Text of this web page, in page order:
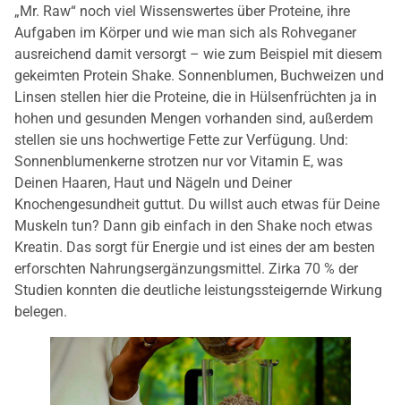
„Mr. Raw“ noch viel Wissenswertes über Proteine, ihre
Aufgaben im Körper und wie man sich als Rohveganer
ausreichend damit versorgt – wie zum Beispiel mit diesem
gekeimten Protein Shake. Sonnenblumen, Buchweizen und
Linsen stellen hier die Proteine, die in Hülsenfrüchten ja in
hohen und gesunden Mengen vorhanden sind, außerdem
stellen sie uns hochwertige Fette zur Verfügung. Und:
Sonnenblumenkerne strotzen nur vor Vitamin E, was
Deinen Haaren, Haut und Nägeln und Deiner
Knochengesundheit guttut. Du willst auch etwas für Deine
Muskeln tun? Dann gib einfach in den Shake noch etwas
Kreatin. Das sorgt für Energie und ist eines der am besten
erforschten Nahrungsergänzungsmittel. Zirka 70 % der
Studien konnten die deutliche leistungssteigernde Wirkung
belegen.